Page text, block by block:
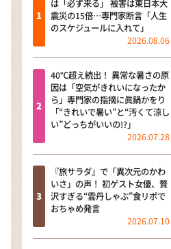
は「必ず来る」 被害は東日本大
震災の15倍…専門家断言「人生
のスケジュールに入れて」
2026.08.06
40℃超え続出！ 異常な暑さの原
因は「空気がきれいになったか
ら」専門家の指摘に眞鍋かをり
「“きれいで暑い”と“汚くて涼し
い”どっちがいいの!?」
2026.07.28
『旅サラダ』で「異次元のかわ
いさ」の声！ 初ゲスト女優、贅
沢すぎる“雲丹しゃぶ”食リポで
おちゃめ発言
2026.07.10